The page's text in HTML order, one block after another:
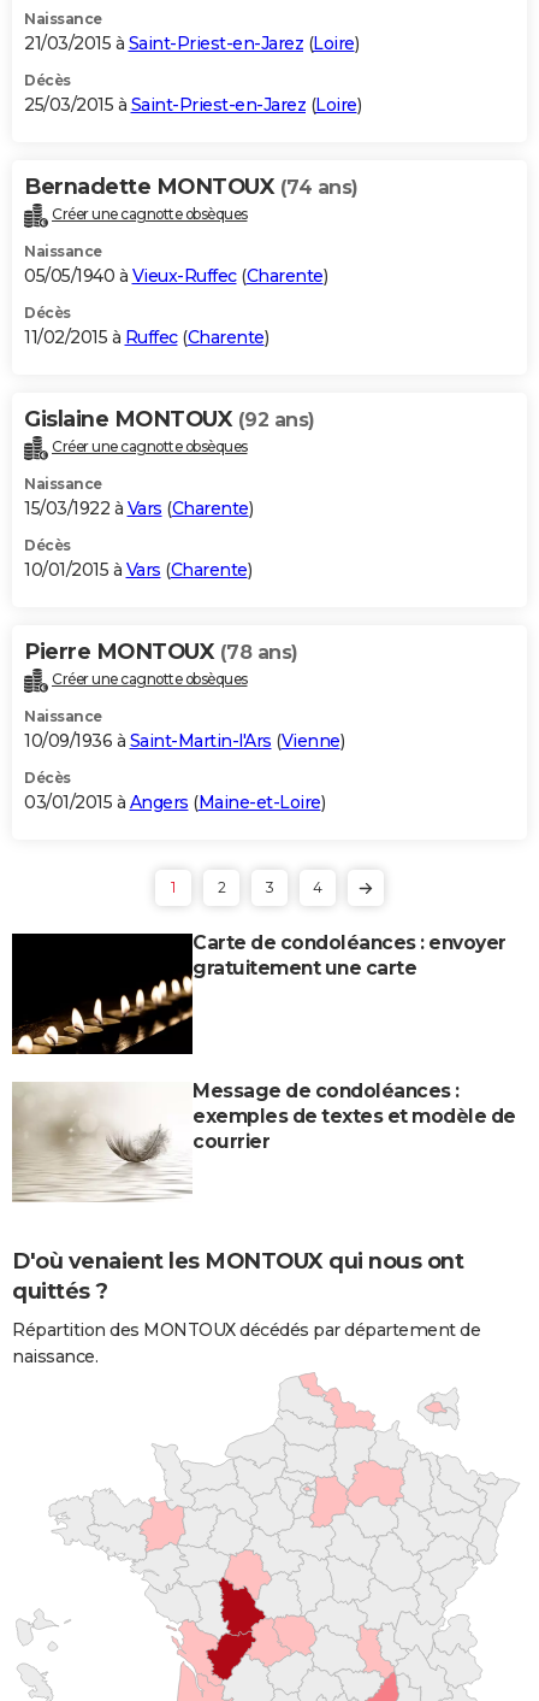
Naissance
21/03/2015 à Saint-Priest-en-Jarez (Loire)
Décès
25/03/2015 à Saint-Priest-en-Jarez (Loire)
Bernadette MONTOUX (74 ans)
Créer une cagnotte obsèques
Naissance
05/05/1940 à Vieux-Ruffec(Charente)
Décès
11/02/2015 à Ruffec(Charente)
Gislaine MONTOUX (92 ans)
Créer une cagnotte obsèques
Naissance
15/03/1922 à Vars (Charente)
Décès
10/01/2015 à Vars (Charente)
Pierre MONTOUX (78 ans)
Créer une cagnotte obsèques
Naissance
10/09/1936 à Saint-Martin-l'Ars (Vienne)
Décès
03/01/2015 à Angers (Maine-et-Loire)
1 2 3 4
Carte de condoléances : envoyer
gratuitement une carte
Message de condoléances :
exemples de textes et modèle de
courrier
D'où venaient les MONTOUX qui nous ont
quittés ?
Répartition des MONTOUX décédés par département de
naissance.